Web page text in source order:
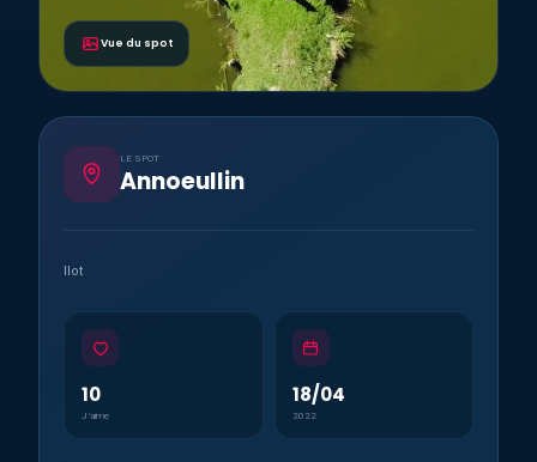
Vue du spot
LE SPOT
Annoeullin
Ilot
10
J’aime
18/04
2022